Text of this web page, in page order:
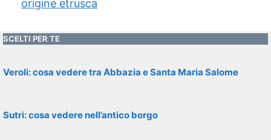
origine etrusca
SCELTI PER TE
Veroli: cosa vedere tra Abbazia e Santa Maria Salome
Sutri: cosa vedere nell’antico borgo